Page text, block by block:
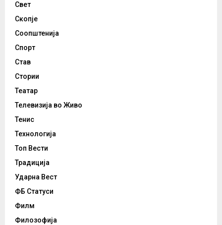
Свет
Скопје
Соопштенија
Спорт
Став
Стории
Театар
Телевизија во Живо
Тенис
Технологија
Топ Вести
Традиција
Ударна Вест
ФБ Статуси
Филм
Филозофија